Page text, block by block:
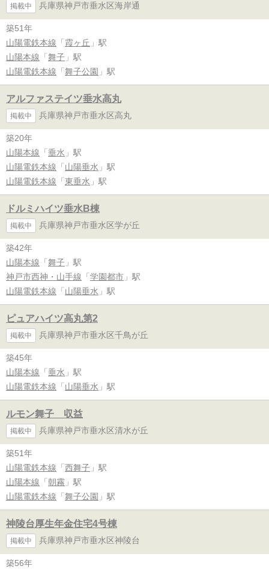
掲載中 兵庫県神戸市垂水区海岸通
築51年
山陽電鉄本線 「 霞ヶ丘 」駅
山陽本線 「 舞子 」駅
山陽電鉄本線 「 舞子公園 」駅
アルファステイツ垂水高丸
掲載中 兵庫県神戸市垂水区高丸
築20年
山陽本線 「 垂水 」駅
山陽電鉄本線 「 山陽垂水 」駅
山陽電鉄本線 「 東垂水 」駅
ドルミハイツ垂水B棟
掲載中 兵庫県神戸市垂水区学が丘
築42年
山陽本線 「 舞子 」駅
神戸市西神・山手線 「 学園都市 」駅
山陽電鉄本線 「 山陽垂水 」駅
ピュアハイツ高丸第2
掲載中 兵庫県神戸市垂水区千鳥が丘
築45年
山陽本線 「 垂水 」駅
山陽電鉄本線 「 山陽垂水 」駅
ルモン舞子 収益
掲載中 兵庫県神戸市垂水区清水が丘
築51年
山陽電鉄本線 「 西舞子 」駅
山陽本線 「 朝霧 」駅
山陽電鉄本線 「 舞子公園 」駅
神陵台厚生年金住宅4号棟
掲載中 兵庫県神戸市垂水区神陵台
築56年